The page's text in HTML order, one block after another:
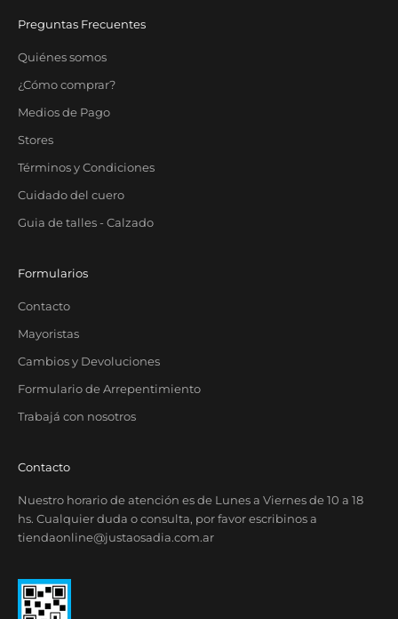
Preguntas Frecuentes
Quiénes somos
¿Cómo comprar?
Medios de Pago
Stores
Términos y Condiciones
Cuidado del cuero
Guia de talles - Calzado
Formularios
Contacto
Mayoristas
Cambios y Devoluciones
Formulario de Arrepentimiento
Trabajá con nosotros
Contacto
Nuestro horario de atención es de Lunes a Viernes de 10 a 18
hs. Cualquier duda o consulta, por favor escribinos a
tiendaonline@justaosadia.com.ar